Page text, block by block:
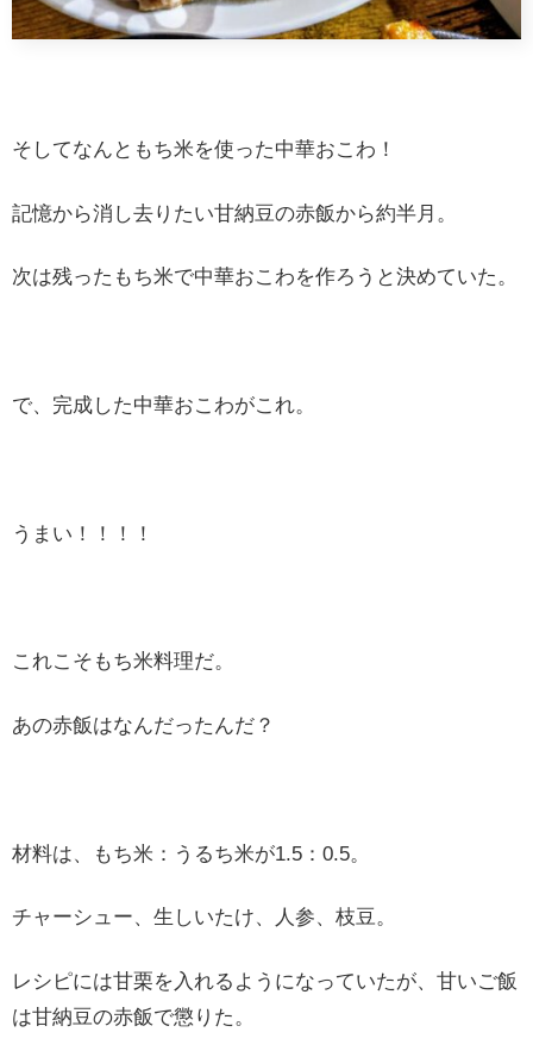
そしてなんともち米を使った中華おこわ！
記憶から消し去りたい甘納豆の赤飯から約半月。
次は残ったもち米で中華おこわを作ろうと決めていた。
で、完成した中華おこわがこれ。
うまい！！！！
これこそもち米料理だ。
あの赤飯はなんだったんだ？
材料は、もち米：うるち米が1.5：0.5。
チャーシュー、生しいたけ、人参、枝豆。
レシピには甘栗を入れるようになっていたが、甘いご飯
は甘納豆の赤飯で懲りた。